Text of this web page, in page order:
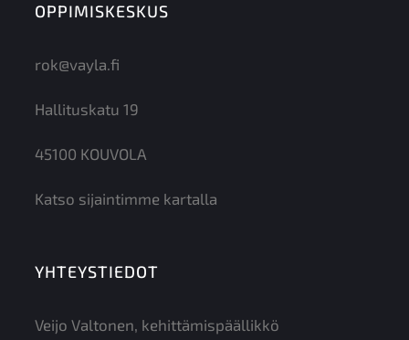
OPPIMISKESKUS
rok@vayla.fi
Hallituskatu 19
45100 KOUVOLA
Katso sijaintimme kartalla
YHTEYSTIEDOT
Veijo Valtonen, kehittämispäällikkö